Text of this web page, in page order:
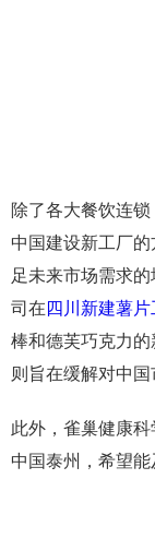
除了各大餐饮连
中国建设新工厂
足未来市场需求
司在 四川新建薯片
棒和德芙巧克力
则旨在缓解对中国
此外，雀巢健康
中国泰州，希望能